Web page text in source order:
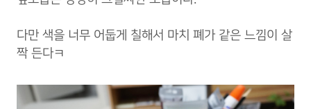
다만 색을 너무 어둡게 칠해서 마치 폐가 같은 느낌이 살
짝 든다ㅋ